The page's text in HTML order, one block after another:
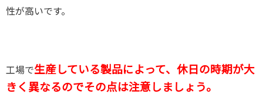
性が高いです。
工場で生産している製品によって、休日の時期が大
きく異なるのでその点は注意しましょう。